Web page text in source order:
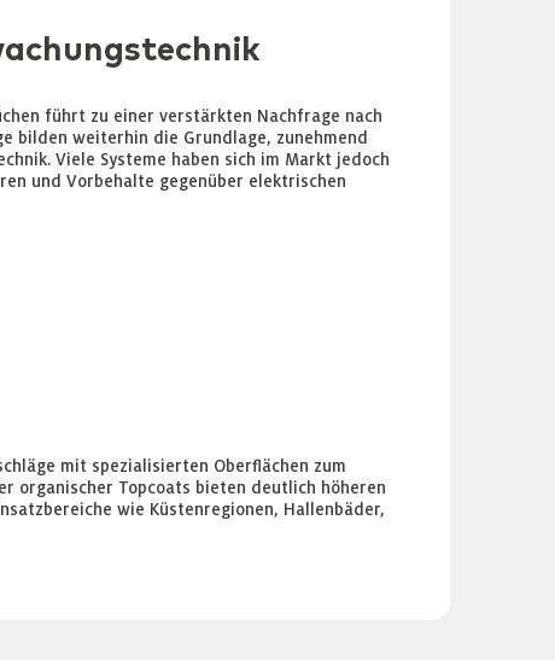
führt zu einer verstärkten Nachfrage nach
bilden weiterhin die Grundlage, zunehmend
Viele Systeme haben sich im Markt jedoch
und Vorbehalte gegenüber elektrischen
mit spezialisierten Oberflächen zum
organischer Topcoats bieten deutlich höheren
wie Küstenregionen, Hallenbäder,